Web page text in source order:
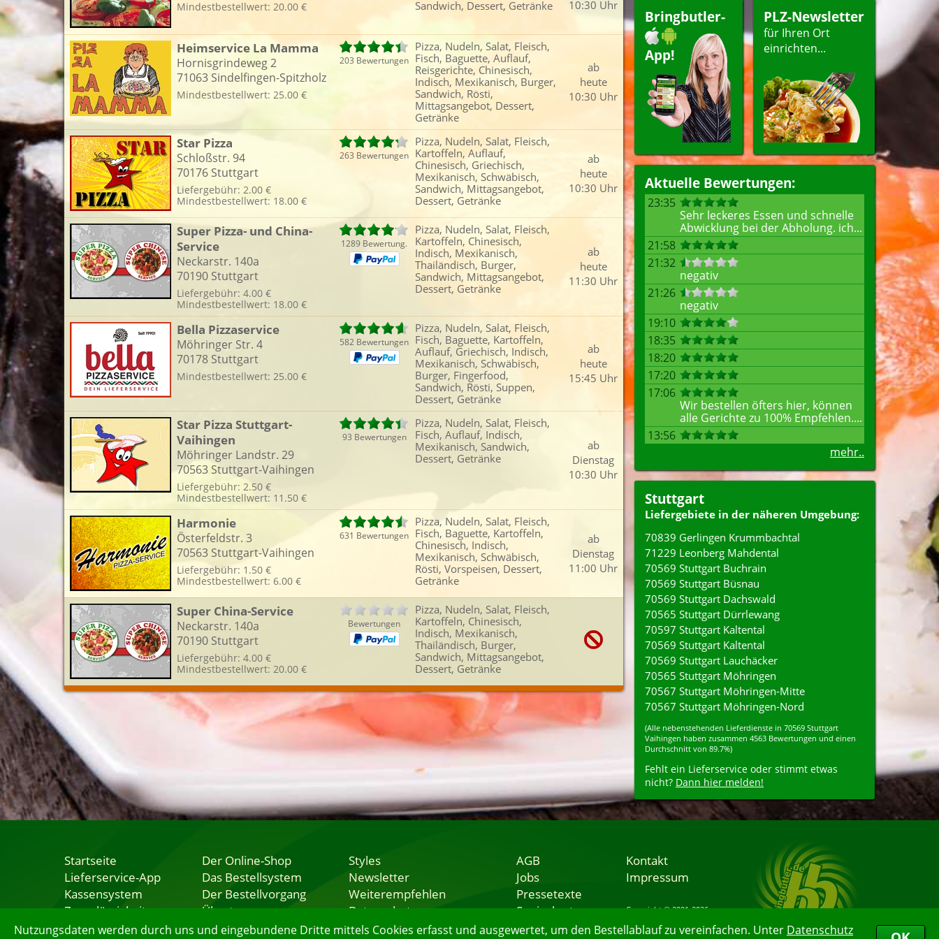
Nutzungsdaten werden durch uns und eingebundene Dritte mittels Cookies erfasst und ausgewertet, um den Bestellablauf zu vereinfachen. Unter Datenschutz
Bringbutler-
App!
PLZ-Newsletter
für Ihren Ort
einrichten...
Aktuelle Bewertungen:
23:35
Sehr leckeres Essen und schnelle
Abwicklung bei der Abholung. ich...
21:58
21:32
negativ
21:26
negativ
19:10
18:35
18:20
17:20
17:06
Wir bestellen öfters hier, können
alle Gerichte zu 100% Empfehlen....
13:56
mehr..
Stuttgart
Liefergebiete in der näheren Umgebung:
70839 Gerlingen Krummbachtal
71229 Leonberg Mahdental
70569 Stuttgart Buchrain
70569 Stuttgart Büsnau
70569 Stuttgart Dachswald
70565 Stuttgart Dürrlewang
70597 Stuttgart Kaltental
70569 Stuttgart Kaltental
70569 Stuttgart Lauchäcker
70565 Stuttgart Möhringen
70567 Stuttgart Möhringen-Mitte
70567 Stuttgart Möhringen-Nord
(Alle nebenstehenden Lieferdienste in 70569 Stuttgart
Vaihingen haben zusammen 4563 Bewertungen und einen
Durchschnitt von 89.7%)
Fehlt ein Lieferservice oder stimmt etwas
nicht? Dann hier melden!
Reisgerichte
Schwäbisch
Rösti
Mittagsangebot
Getränke
Liefertermin:
sofort
für um Uhr bestellen
Mindestbestellwert: 20.00 €
Sandwich, Dessert, Getränke
10:30 Uhr
Heimservice La Mamma
Hornisgrindeweg 2
71063 Sindelfingen-Spitzholz
Mindestbestellwert: 25.00 €
203 Bewertungen
Pizza, Nudeln, Salat, Fleisch,
Fisch, Baguette, Auflauf,
Reisgerichte, Chinesisch,
Indisch, Mexikanisch, Burger,
Sandwich, Rösti,
Mittagsangebot, Dessert,
Getränke
ab
heute
10:30 Uhr
Star Pizza
Schloßstr. 94
70176 Stuttgart
Liefergebühr: 2.00 €
Mindestbestellwert: 18.00 €
263 Bewertungen
Pizza, Nudeln, Salat, Fleisch,
Kartoffeln, Auflauf,
Chinesisch, Griechisch,
Mexikanisch, Schwäbisch,
Sandwich, Mittagsangebot,
Dessert, Getränke
ab
heute
10:30 Uhr
Super Pizza- und China-
Service
Neckarstr. 140a
70190 Stuttgart
Liefergebühr: 4.00 €
Mindestbestellwert: 18.00 €
1289 Bewertung.
Pizza, Nudeln, Salat, Fleisch,
Kartoffeln, Chinesisch,
Indisch, Mexikanisch,
Thailändisch, Burger,
Sandwich, Mittagsangebot,
Dessert, Getränke
ab
heute
11:30 Uhr
Bella Pizzaservice
Möhringer Str. 4
70178 Stuttgart
Mindestbestellwert: 25.00 €
582 Bewertungen
Pizza, Nudeln, Salat, Fleisch,
Fisch, Baguette, Kartoffeln,
Auflauf, Griechisch, Indisch,
Mexikanisch, Schwäbisch,
Burger, Fingerfood,
Sandwich, Rösti, Suppen,
Dessert, Getränke
ab
heute
15:45 Uhr
Star Pizza Stuttgart-
Vaihingen
Möhringer Landstr. 29
70563 Stuttgart-Vaihingen
Liefergebühr: 2.50 €
Mindestbestellwert: 11.50 €
93 Bewertungen
Pizza, Nudeln, Salat, Fleisch,
Fisch, Auflauf, Indisch,
Mexikanisch, Sandwich,
Dessert, Getränke
ab
Dienstag
10:30 Uhr
Harmonie
Österfeldstr. 3
70563 Stuttgart-Vaihingen
Liefergebühr: 1.50 €
Mindestbestellwert: 6.00 €
631 Bewertungen
Pizza, Nudeln, Salat, Fleisch,
Fisch, Baguette, Kartoffeln,
Chinesisch, Indisch,
Mexikanisch, Schwäbisch,
Rösti, Vorspeisen, Dessert,
Getränke
ab
Dienstag
11:00 Uhr
Super China-Service
Neckarstr. 140a
70190 Stuttgart
Liefergebühr: 4.00 €
Mindestbestellwert: 20.00 €
Bewertungen
Pizza, Nudeln, Salat, Fleisch,
Kartoffeln, Chinesisch,
Indisch, Mexikanisch,
Thailändisch, Burger,
Sandwich, Mittagsangebot,
Dessert, Getränke
Startseite
Lieferservice-App
Kassensystem
Zuverlässigkeit
Sicherheit
Der Online-Shop
Das Bestellsystem
Der Bestellvorgang
Übertragung
Testshop
Styles
Newsletter
Weiterempfehlen
Datenschutz
Nutzungsbedingungen
AGB
Jobs
Pressetexte
Speisekarten
Lieferservice
Kontakt
Impressum
Copyright © 2001-2026
10.08.2026 06:55:00